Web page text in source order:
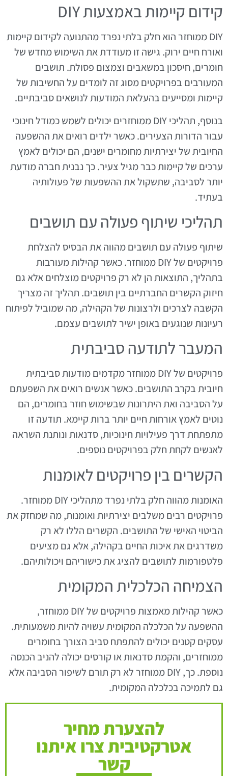
קידום קיימות באמצעות DIY
DIY ממוחזר הוא חלק בלתי נפרד מהתנועה לקידום קיימות
ואורח חיים ירוק. גישה זו מעודדת את השימוש מחדש של
חומרים, חיסכון במשאבים וצמצום פסולת. תושבים
המעורבים בפרויקטים מסוג זה לומדים על החשיבות של
קיימות ומסייעים בהעלאת המודעות לנושאים סביבתיים.
בנוסף, תהליכי DIY ממוחזרים יכולים לשמש כמודל חינוכי
עבור הדורות הצעירים. כאשר ילדים רואים את ההשפעה
החיובית של יצירתיות מחומרים ישנים, הם יכולים לאמץ
ערכים של קיימות כבר מגיל צעיר. כך נבנית חברה מודעת
יותר לסביבה, שתשקול את ההשפעות של פעולותיה
בעתיד.
תהליכי שיתוף פעולה עם תושבים
שיתוף פעולה עם תושבים מהווה את הבסיס להצלחת
פרויקטים של DIY ממוחזר. כאשר קהילות מעורבות
בתהליך, התוצאות הן לא רק פרויקטים מוצלחים אלא גם
חיזוק הקשרים החברתיים בין תושבים. תהליך זה מצריך
הקשבה לצרכים ולרצונות של הקהילה, מה שמוביל לפיתוח
רעיונות שנוגעים באופן ישיר לתושבים עצמם.
המעבר לתודעה סביבתית
פרויקטים של DIY ממוחזר מקדמים מודעות סביבתית
חיובית בקרב התושבים. כאשר אנשים רואים את השפעתם
על הסביבה ואת היתרונות שבשימוש חוזר בחומרים, הם
נוטים לאמץ אורחות חיים יותר ברות קיימא. תודעה זו
מתפתחת דרך פעילויות חינוכיות, סדנאות ונותנת השראה
לאנשים לקחת חלק בפרויקטים נוספים.
הקשרים בין פרויקטים לאומנות
האומנות מהווה חלק בלתי נפרד מתהליכי DIY ממוחזר.
פרויקטים רבים משלבים יצירתיות ואומנות, מה שמחזק את
הביטוי האישי של התושבים. הקשרים הללו לא רק
משדרגים את איכות החיים בקהילה, אלא גם מציעים
פלטפורמות לתושבים להציג את כישוריהם ויכולותיהם.
הצמיחה הכלכלית המקומית
כאשר קהילות מאמצות פרויקטים של DIY ממוחזר,
ההשפעה על הכלכלה המקומית עשויה להיות משמעותית.
עסקים קטנים יכולים להתפתח סביב הצורך בחומרים
ממוחזרים, והקמת סדנאות או קורסים יכולה להניב הכנסה
נוספת. כך, DIY ממוחזר לא רק תורם לשיפור הסביבה אלא
גם לתמיכה בכלכלה המקומית.
להצערת מחיר
אטרקטיבית צרו איתנו
קשר